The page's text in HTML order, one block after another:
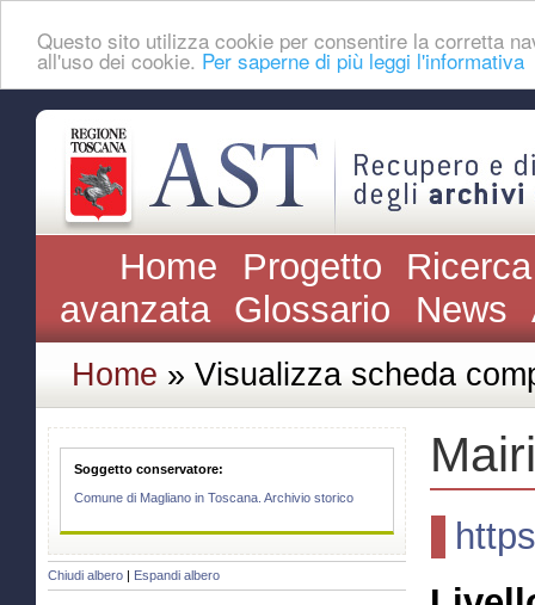
Questo sito utilizza cookie per consentire la corretta
all'uso dei cookie. Per saperne di più leggi l'informativa
Home Progetto
avanzata Glossario News
Home » Visualizza scheda
Soggetto conservatore:
Comune di Magliano in Toscana. Archivio storico
Chiudi albero Espandi albero